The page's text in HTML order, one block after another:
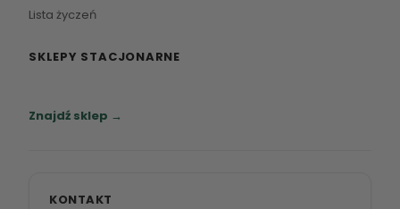
Lista życzeń
SKLEPY STACJONARNE
Znajdź sklep →
KONTAKT